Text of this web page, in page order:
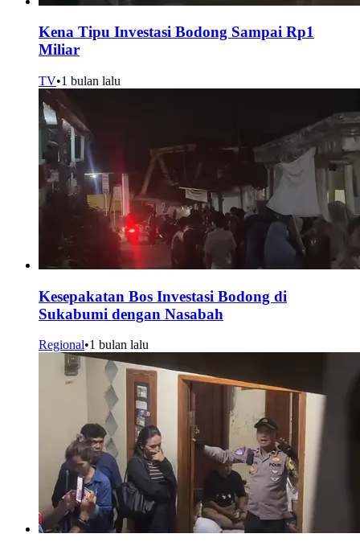
Kena Tipu Investasi Bodong Sampai Rp1
Miliar
TV•1 bulan lalu
Kesepakatan Bos Investasi Bodong di
Sukabumi dengan Nasabah
Regional•1 bulan lalu